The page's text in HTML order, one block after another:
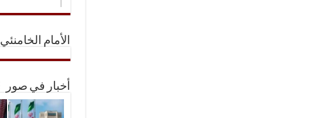
الأمام الخامنئي
أخبار في صور